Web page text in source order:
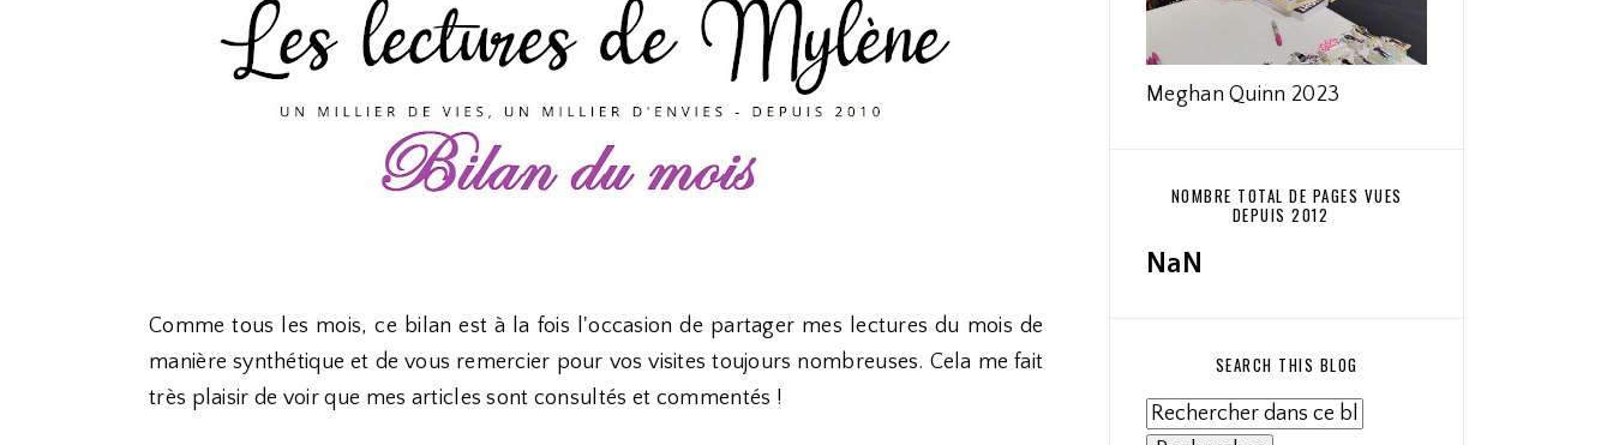
Comme tous les mois, ce bilan est à la fois l'occasion de partager mes lectures du mois de
manière synthétique et de vous remercier pour vos visites toujours nombreuses. Cela me fait
très plaisir de voir que mes articles sont consultés et commentés !
Meghan Quinn 2023
NOMBRE TOTAL DE PAGES VUES
DEPUIS 2012
NaN
SEARCH THIS BLOG